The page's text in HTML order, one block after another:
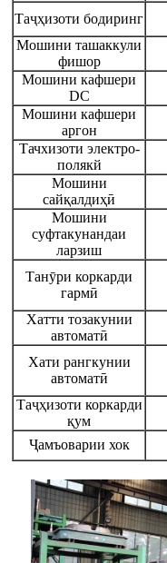
Таҷҳизоти бодиринг
Мошини ташаккули
фишор
Мошини кафшери
DC
Мошини кафшери
аргон
Тачхизоти электро-
полякй
Мошини
сайқалдиҳӣ
Мошини
суфтакунандаи
ларзиш
Танӯри коркарди
гармӣ
Хатти тозакунии
автоматӣ
Хати рангкунии
автоматӣ
Таҷҳизоти коркарди
қум
Ҷамъоварии хок